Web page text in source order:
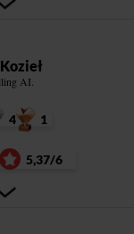
AI.
4 1
5,37/6